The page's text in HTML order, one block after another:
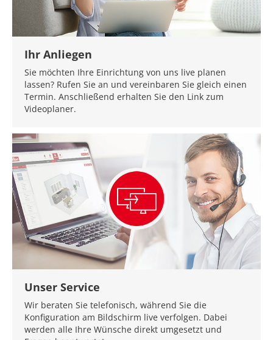
Ihr Anliegen
Sie möchten Ihre Einrichtung von uns live planen
lassen? Rufen Sie an und vereinbaren Sie gleich einen
Termin. Anschließend erhalten Sie den Link zum
Videoplaner.
Unser Service
Wir beraten Sie telefonisch, während Sie die
Konfiguration am Bildschirm live verfolgen. Dabei
werden alle Ihre Wünsche direkt umgesetzt und